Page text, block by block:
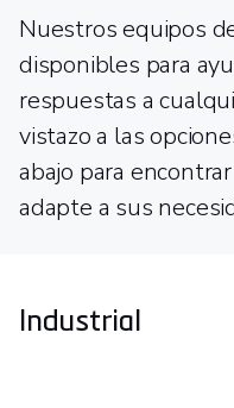
Nuestros equipos
disponibles para
respuestas a
vistazo a las
abajo para
adapte a sus
Industrial